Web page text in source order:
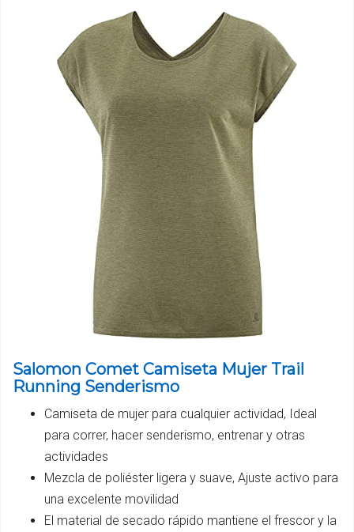
Salomon Comet Camiseta Mujer Trail
Running Senderismo
Camiseta de mujer para cualquier actividad, Ideal
para correr, hacer senderismo, entrenar y otras
actividades
Mezcla de poliéster ligera y suave, Ajuste activo para
una excelente movilidad
El material de secado rápido mantiene el frescor y la